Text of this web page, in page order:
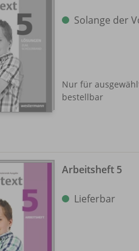
Solange der
Nur für
bestellbar
Arbeitsheft 5
Lieferbar